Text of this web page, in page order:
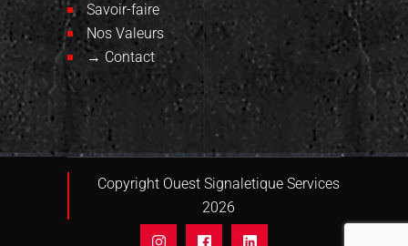
Savoir-faire
Nos Valeurs
→ Contact
Copyright Ouest Signaletique Services
2026